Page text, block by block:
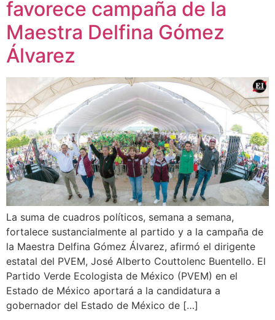
favorece campaña de la
Maestra Delfina Gómez
Álvarez
La suma de cuadros políticos, semana a semana,
fortalece sustancialmente al partido y a la campaña de
la Maestra Delfina Gómez Álvarez, afirmó el dirigente
estatal del PVEM, José Alberto Couttolenc Buentello. El
Partido Verde Ecologista de México (PVEM) en el
Estado de México aportará a la candidatura a
gobernador del Estado de México de […]